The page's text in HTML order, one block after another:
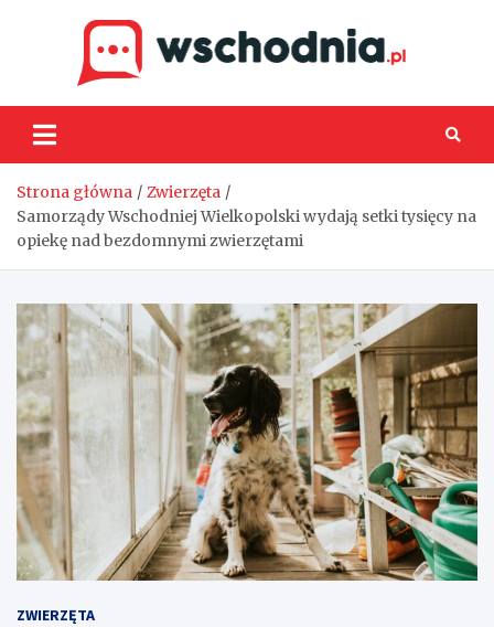
Strona główna
Zwierzęta
Samorządy Wschodniej Wielkopolski wydają setki tysięcy na
opiekę nad bezdomnymi zwierzętami
ZWIERZĘTA